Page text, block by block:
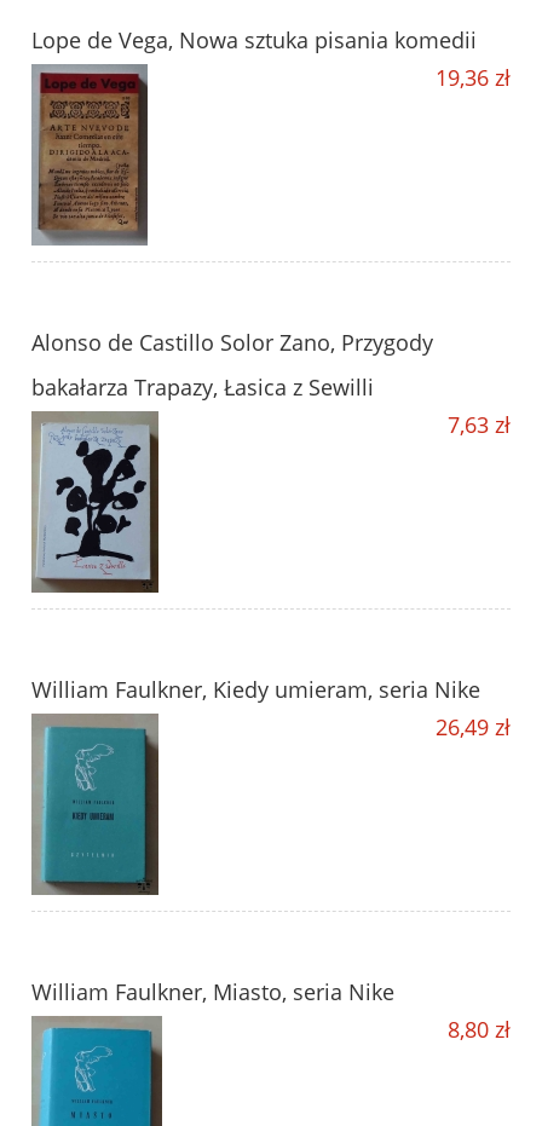
Lope de Vega, Nowa sztuka pisania komedii
19,36 zł
Alonso de Castillo Solor Zano, Przygody
bakałarza Trapazy, Łasica z Sewilli
7,63 zł
William Faulkner, Kiedy umieram, seria Nike
26,49 zł
William Faulkner, Miasto, seria Nike
8,80 zł